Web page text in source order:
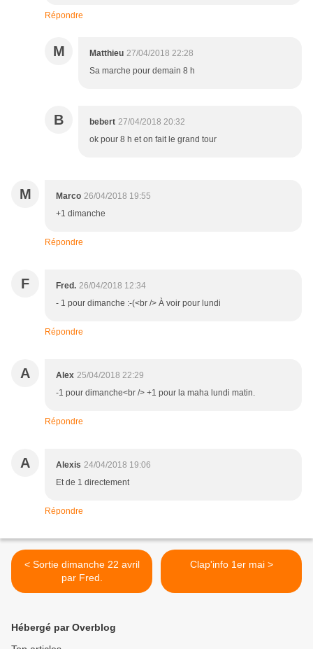
Répondre
M Matthieu 27/04/2018 22:28
Sa marche pour demain 8 h
B bebert 27/04/2018 20:32
ok pour 8 h et on fait le grand tour
M Marco 26/04/2018 19:55
+1 dimanche
Répondre
F Fred. 26/04/2018 12:34
- 1 pour dimanche :-(<br /> À voir pour lundi
Répondre
A Alex 25/04/2018 22:29
-1 pour dimanche<br /> +1 pour la maha lundi matin.
Répondre
A Alexis 24/04/2018 19:06
Et de 1 directement
Répondre
< Sortie dimanche 22 avril
par Fred.
Clap'info 1er mai >
Hébergé par Overblog